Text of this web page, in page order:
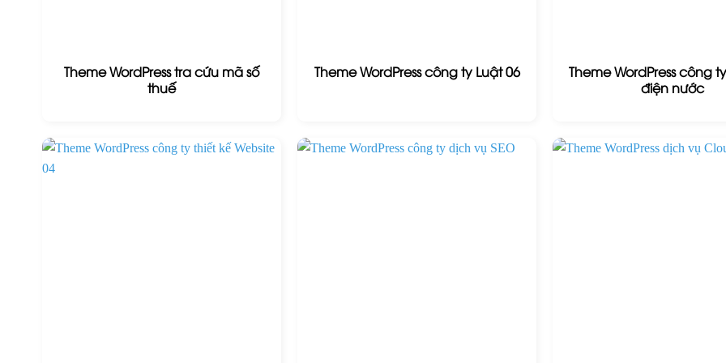
Theme WordPress tra cứu mã số
thuế
Theme WordPress công ty Luật 06
Theme WordPress công
điện nước